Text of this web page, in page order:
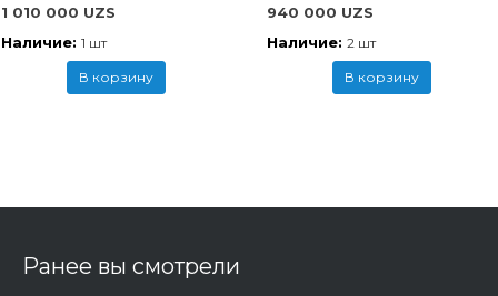
1 010 000 UZS
Наличие: 1 шт
В корзину
940 000 UZS
Наличие: 2 шт
В корзину
Ранее вы смотрели